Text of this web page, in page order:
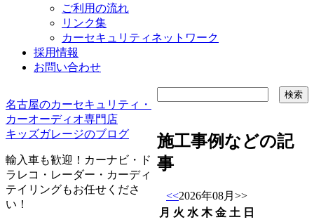
ご利用の流れ
リンク集
カーセキュリティネットワーク
採用情報
お問い合わせ
名古屋のカーセキュリティ・
カーオーディオ専門店
キッズガレージのブログ
輸入車も歓迎！カーナビ・ド
ラレコ・レーダー・カーディ
テイリングもお任せくださ
い！
施工事例などの記
事
<<2026年08月 >>
月 火 水 木 金 土 日